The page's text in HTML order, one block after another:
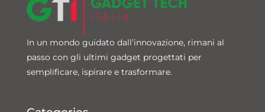
In un mondo guidato dall’innovazione, rimani al
passo con gli ultimi gadget progettati per
semplificare, ispirare e trasformare.